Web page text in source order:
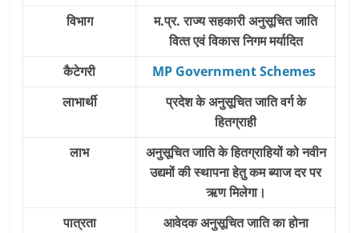
विभाग
म.प्र. राज्‍य सहकारी अनुसूचित जाति
वित्‍त एवं विकास निगम मर्यादित
कैटेगरी
MP Government Schemes
लाभार्थी
प्रदेश के अनुसूचित जाति वर्ग के
हितग्राही
लाभ
अनुसूचित जाति के हितग्राहियों को नवीन
उद्यमों की स्थापना हेतु कम ब्याज दर पर
ऋण मिलेगा।
पात्रता
आवेदक अनुसूचित जाति का होना